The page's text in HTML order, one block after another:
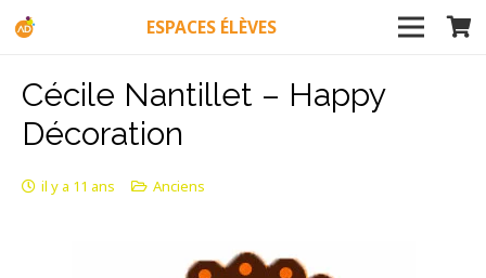
ESPACES ÉLÈVES
Cécile Nantillet – Happy
Décoration
il y a 11 ans Anciens